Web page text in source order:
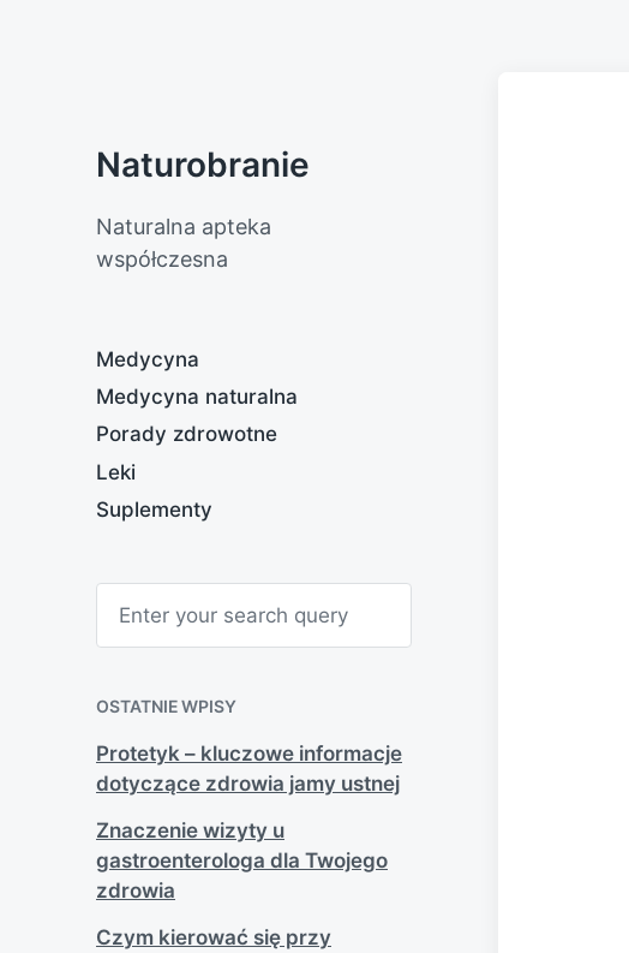
Naturobranie
Naturalna apteka
współczesna
Medycyna
Medycyna naturalna
Porady zdrowotne
Leki
Suplementy
h
OSTATNIE WPISY
Protetyk – kluczowe informacje
dotyczące zdrowia jamy ustnej
Znaczenie wizyty u
gastroenterologa dla Twojego
zdrowia
Czym kierować się przy